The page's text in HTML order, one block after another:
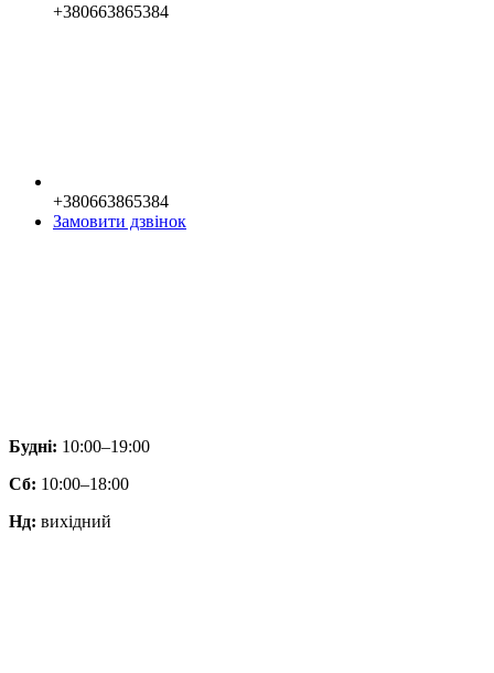
+380663865384
+380663865384
Замовити дзвінок
Будні: 10:00–19:00
Сб: 10:00–18:00
Нд: вихідний